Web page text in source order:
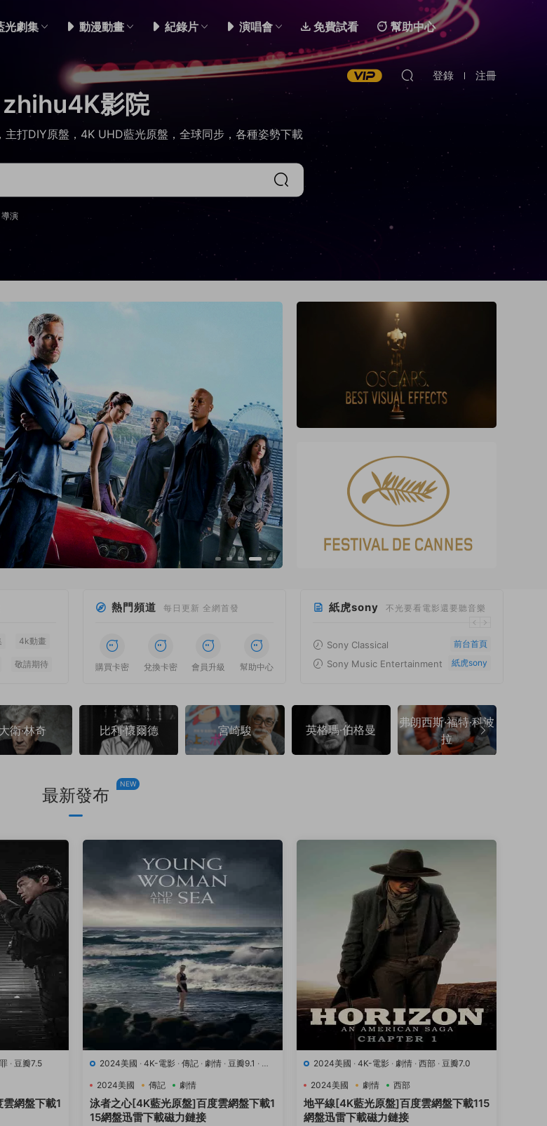
光劇集 動漫動畫 紀錄片 演唱會 免費試看 幫助中心
登錄 注冊
zhihu4K影院
打DIY原盤，4K UHD藍光原盤，全球同步，各種姿勢下載
演
11
4k動畫
敬請期待
熱門頻道 每日更新 全網首發
購買卡密 兌換卡密 會員升級 幫助中心
紙虎sony 不光要看電影還要聽音樂
Sony Classical 前台首頁
Sony Music Entertainment 紙虎sony
大衛·林奇 比利·懷爾德 宮崎駿 英格瑪·伯格曼
弗朗西斯·福特·科波
拉
最新發布
NEW
· 豆瓣7.5
網盤下載1
2024美國 · 4K-電影 · 傳記 · 劇情 · 豆瓣9.1 · 運
2024美國
傳記 劇情
泳者之心[4K藍光原盤]百度雲網盤下載1
15網盤迅雷下載磁力鏈接
2024美國 · 4K-電影 · 劇情 · 西部 · 豆瓣7.0
2024美國 劇情 西部
地平線[4K藍光原盤]百度雲網盤下載115
網盤迅雷下載磁力鏈接